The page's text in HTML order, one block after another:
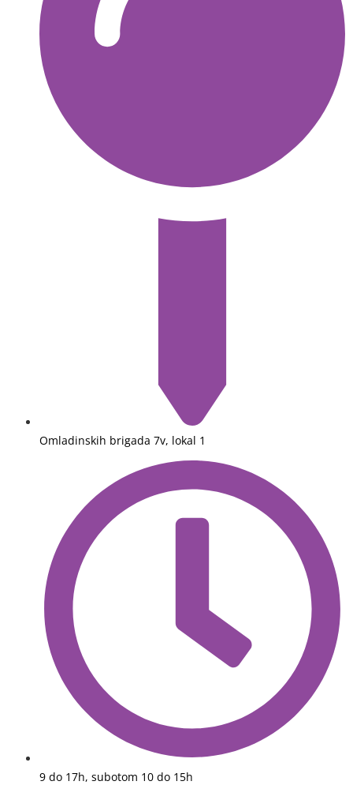
Omladinskih brigada 7v, lokal 1
9 do 17h, subotom 10 do 15h